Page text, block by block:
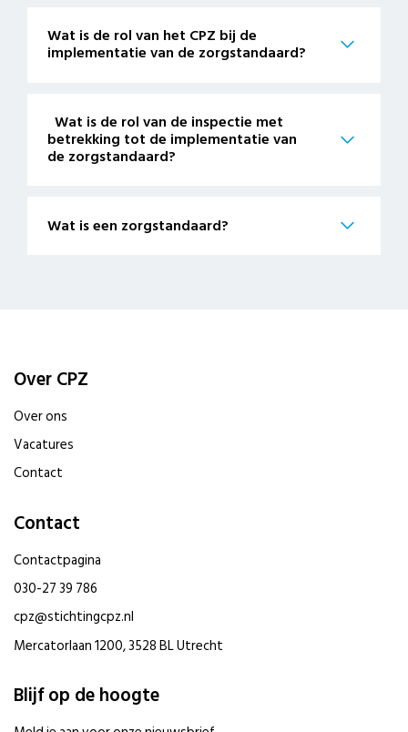
Wat is de rol van het CPZ bij de
implementatie van de zorgstandaard?
Wat is de rol van de inspectie met
betrekking tot de implementatie van
Wat is een zorgstandaard?
Over CPZ
Over ons
Vacatures
Contact
Contact
Contactpagina
030-27 39 786
cpz@stichtingcpz.nl
Mercatorlaan 1200, 3528 BL Utrecht
Blijf op de hoogte